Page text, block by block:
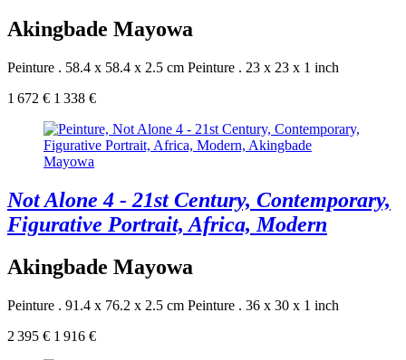
Akingbade Mayowa
Peinture . 58.4 x 58.4 x 2.5 cm Peinture . 23 x 23 x 1 inch
1 672 € 1 338 €
Not Alone 4 - 21st Century, Contemporary,
Figurative Portrait, Africa, Modern
Akingbade Mayowa
Peinture . 91.4 x 76.2 x 2.5 cm Peinture . 36 x 30 x 1 inch
2 395 € 1 916 €